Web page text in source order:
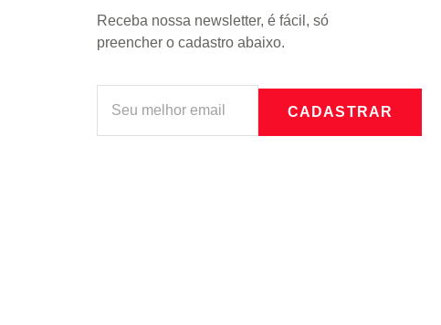
Receba nossa newsletter, é fácil, só
preencher o cadastro abaixo.
CADASTRAR